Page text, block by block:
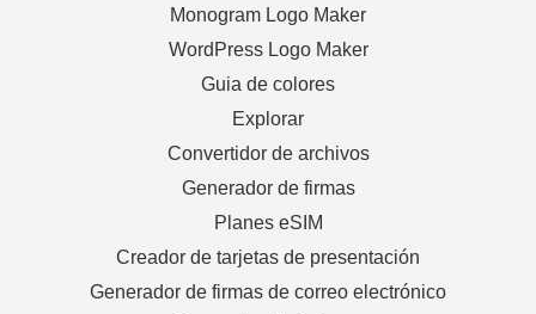
Monogram Logo Maker
WordPress Logo Maker
Guia de colores
Explorar
Convertidor de archivos
Generador de firmas
Planes eSIM
Creador de tarjetas de presentación
Generador de firmas de correo electrónico